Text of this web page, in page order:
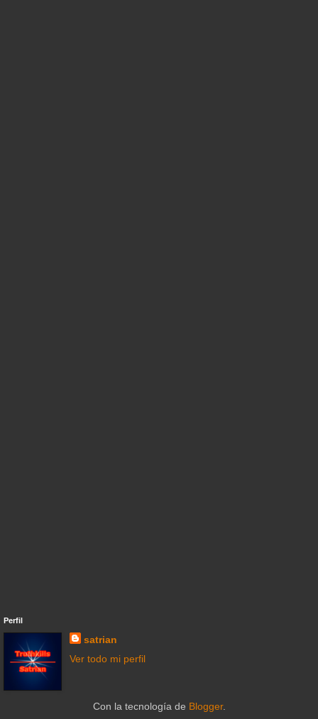
Perfil
satrian
Ver todo mi perfil
Con la tecnología de Blogger.